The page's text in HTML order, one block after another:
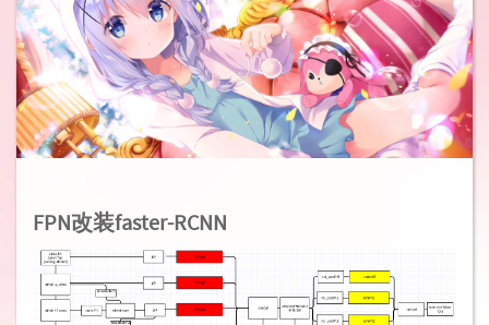
FPN改装faster-RCNN